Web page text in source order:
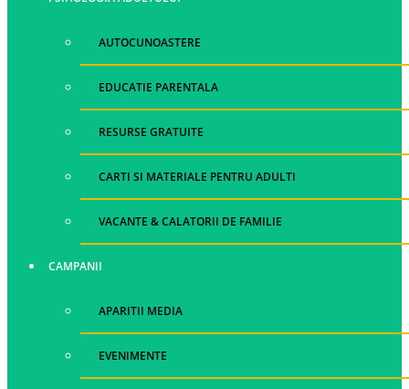
AUTOCUNOASTERE
EDUCATIE PARENTALA
RESURSE GRATUITE
CARTI SI MATERIALE PENTRU ADULTI
VACANTE & CALATORII DE FAMILIE
CAMPANII
APARITII MEDIA
EVENIMENTE